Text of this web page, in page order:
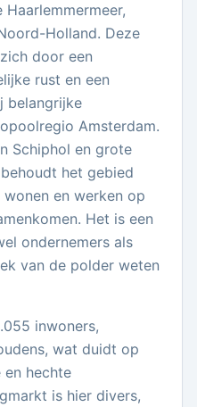
Holland. Deze
door een
rust en een
belangrijke
Amsterdam.
Schiphol en grote
het gebied
en werken op
Het is een
ondernemers als
van de polder weten
inwoners,
wat duidt op
en hechte
is hier divers,